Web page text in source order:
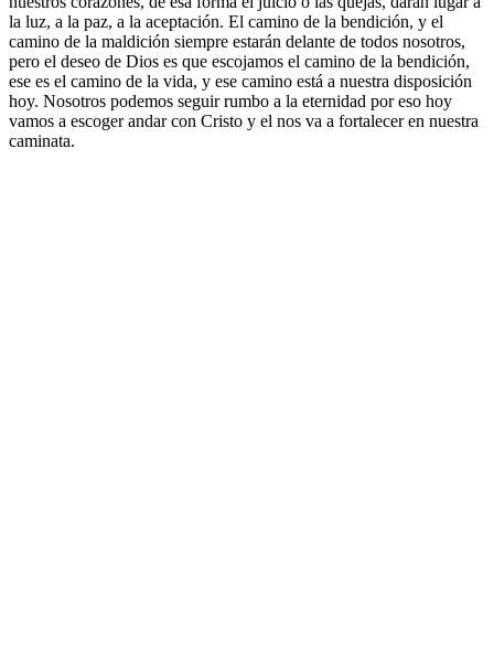
la luz, a la paz, a la aceptación. El camino de la bendición, y el
camino de la maldición siempre estarán delante de todos nosotros,
pero el deseo de Dios es que escojamos el camino de la bendición,
ese es el camino de la vida, y ese camino está a nuestra disposición
hoy. Nosotros podemos seguir rumbo a la eternidad por eso hoy
vamos a escoger andar con Cristo y el nos va a fortalecer en nuestra
caminata.